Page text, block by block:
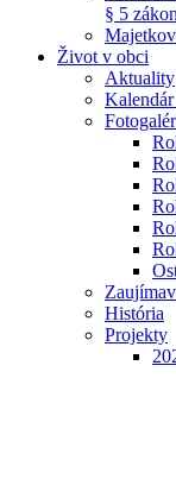
§ 5
Život v obci
Aktuality
História
Projekty